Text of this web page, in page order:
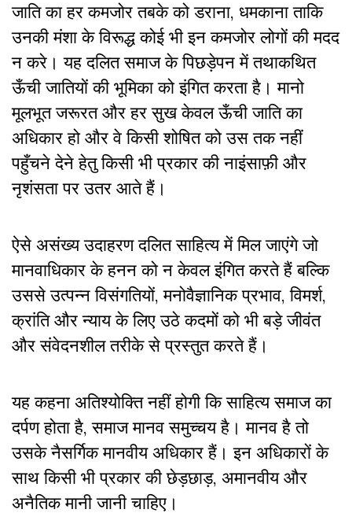
जाति का हर कमजोर तबके को डराना, धमकाना ताकि
उनकी मंशा के विरूद्ध कोई भी इन कमजोर लोगों की मदद
न करे। यह दलित समाज के पिछड़ेपन में तथाकथित
ऊँची जातियों की भूमिका को इंगित करता है। मानो
मूलभूत जरूरत और हर सुख केवल ऊँची जाति का
अधिकार हो और वे किसी शोषित को उस तक नहीं
पहुँचने देने हेतु किसी भी प्रकार की नाइंसाफ़ी और
नृशंसता पर उतर आते हैं।
ऐसे असंख्य उदाहरण दलित साहित्य में मिल जाएंगे जो
मानवाधिकार के हनन को न केवल इंगित करते हैं बल्कि
उससे उत्पन्न विसंगतियों, मनोवैज्ञानिक प्रभाव, विमर्श,
क्रांति और न्याय के लिए उठे कदमों को भी बड़े जीवंत
और संवेदनशील तरीके से प्रस्तुत करते हैं।
यह कहना अतिश्योक्ति नहीं होगी कि साहित्य समाज का
दर्पण होता है, समाज मानव समुच्चय है। मानव है तो
उसके नैसर्गिक मानवीय अधिकार हैं। इन अधिकारों के
साथ किसी भी प्रकार की छेड़छाड़, अमानवीय और
अनैतिक मानी जानी चाहिए।